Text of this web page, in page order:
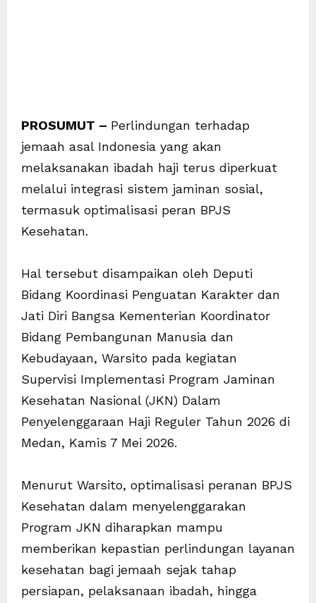
PROSUMUT – Perlindungan terhadap
jemaah asal Indonesia yang akan
melaksanakan ibadah haji terus diperkuat
melalui integrasi sistem jaminan sosial,
termasuk optimalisasi peran BPJS
Kesehatan.
Hal tersebut disampaikan oleh Deputi
Bidang Koordinasi Penguatan Karakter dan
Jati Diri Bangsa Kementerian Koordinator
Bidang Pembangunan Manusia dan
Kebudayaan, Warsito pada kegiatan
Supervisi Implementasi Program Jaminan
Kesehatan Nasional (JKN) Dalam
Penyelenggaraan Haji Reguler Tahun 2026 di
Medan, Kamis 7 Mei 2026.
Menurut Warsito, optimalisasi peranan BPJS
Kesehatan dalam menyelenggarakan
Program JKN diharapkan mampu
memberikan kepastian perlindungan layanan
kesehatan bagi jemaah sejak tahap
persiapan, pelaksanaan ibadah, hingga